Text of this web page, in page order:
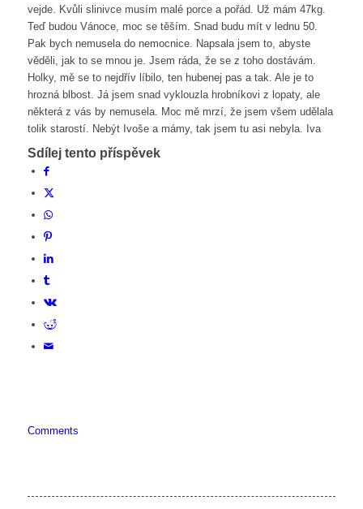
vejde. Kvůli slinivce musím malé porce a pořád. Už mám 47kg.
Teď budou Vánoce, moc se těším. Snad budu mít v lednu 50.
Pak bych nemusela do nemocnice. Napsala jsem to, abyste
věděli, jak to se mnou je. Jsem ráda, že se z toho dostávám.
Holky, mě se to nejdřív líbilo, ten hubenej pas a tak. Ale je to
hrozná blbost. Já jsem snad vyklouzla hrobníkovi z lopaty, ale
některá z vás by nemusela. Moc mě mrzí, že jsem všem udělala
tolik starostí. Nebýt Ivoše a mámy, tak jsem tu asi nebyla. Iva
Sdílej tento příspěvek
Comments